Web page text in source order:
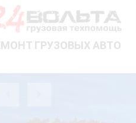
ГРУЗОВЫХ АВТО